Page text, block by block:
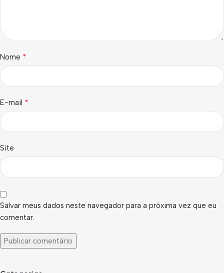
Nome *
E-mail *
Site
Salvar meus dados neste navegador para a próxima vez que eu
comentar.